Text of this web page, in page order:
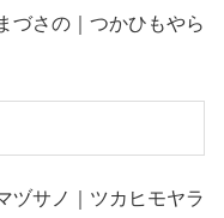
づさの｜つかひもやら
ヅサノ｜ツカヒモヤラ